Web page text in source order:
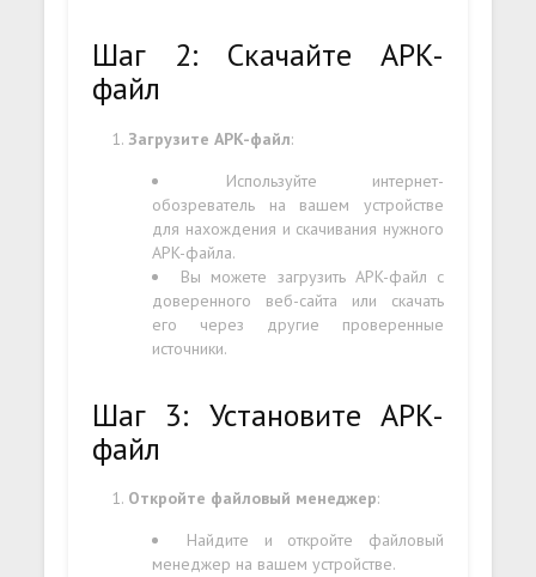
Шаг 2: Скачайте APK-
файл
Загрузите APK-файл:
Используйте интернет-
обозреватель на вашем устройстве
для нахождения и скачивания нужного
APK-файла.
Вы можете загрузить APK-файл с
доверенного веб-сайта или скачать
его через другие проверенные
источники.
Шаг 3: Установите APK-
файл
Откройте файловый менеджер:
Найдите и откройте файловый
менеджер на вашем устройстве.